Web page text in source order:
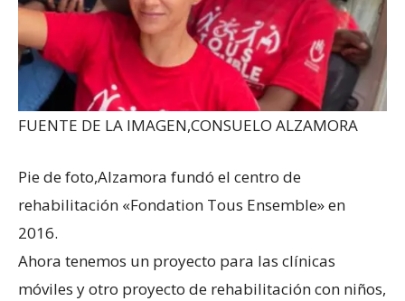
FUENTE DE LA IMAGEN,CONSUELO ALZAMORA
Pie de foto,Alzamora fundó el centro de
rehabilitación «Fondation Tous Ensemble» en
2016.
Ahora tenemos un proyecto para las clínicas
móviles y otro proyecto de rehabilitación con niños,